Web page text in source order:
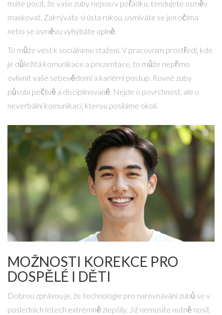
máte pocit, že vaše zuby nejsou v pořádku, tendujete úsměv
maskovat. Zakrýváte si ústa rukou, usmíváte se jen očima
nebo se úsměvu vyhýbáte úplně.
To může vést k sociálnímu stažení. V pracovním prostředí, kde
je důležitá komunikace a prezentace, to může nepřímo
ovlivnit vaše sebevědomí a kariérní postup. Rovné zuby
působí pečlivě a disciplinovaně. Nejde o povrchnost, ale o
neverbální komunikaci, kterou posíláme okolí.
MOŽNOSTI KOREKCE PRO
DOSPĚLÉ I DĚTI
Dobrou zprávou je, že technologie pro narovnávání zubů se v
posledních letech extrémně zlepšily. Již nemusíte nutně nosit